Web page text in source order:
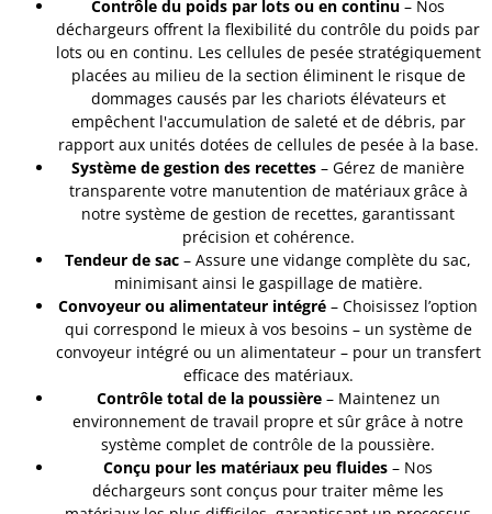
Contrôle du poids par lots ou en continu – Nos
déchargeurs offrent la flexibilité du contrôle du poids par
lots ou en continu. Les cellules de pesée stratégiquement
placées au milieu de la section éliminent le risque de
dommages causés par les chariots élévateurs et
empêchent l'accumulation de saleté et de débris, par
rapport aux unités dotées de cellules de pesée à la base.
Système de gestion des recettes – Gérez de manière
transparente votre manutention de matériaux grâce à
notre système de gestion de recettes, garantissant
précision et cohérence.
Tendeur de sac – Assure une vidange complète du sac,
minimisant ainsi le gaspillage de matière.
Convoyeur ou alimentateur intégré – Choisissez l’option
qui correspond le mieux à vos besoins – un système de
convoyeur intégré ou un alimentateur – pour un transfert
efficace des matériaux.
Contrôle total de la poussière– Maintenez un
environnement de travail propre et sûr grâce à notre
système complet de contrôle de la poussière.
Conçu pour les matériaux peu fluides – Nos
déchargeurs sont conçus pour traiter même les